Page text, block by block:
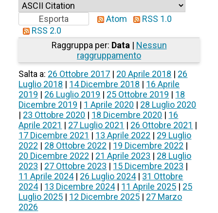
Atom
RSS 1.0
RSS 2.0
Raggruppa per: Data| Nessun
raggruppamento
Salta a: 26 Ottobre 2017 | 20 Aprile 2018 | 26
Luglio 2018 | 14 Dicembre 2018 | 16 Aprile
2019 | 26 Luglio 2019 | 25 Ottobre 2019 | 18
Dicembre 2019 | 1 Aprile 2020 | 28 Luglio 2020
| 23 Ottobre 2020 | 18 Dicembre 2020 | 16
Aprile 2021 | 27 Luglio 2021 | 26 Ottobre 2021 |
17 Dicembre 2021 | 13 Aprile 2022 | 29 Luglio
2022 | 28 Ottobre 2022 | 19 Dicembre 2022 |
20 Dicembre 2022 | 21 Aprile 2023 | 28 Luglio
2023 | 27 Ottobre 2023 | 15 Dicembre 2023 |
11 Aprile 2024| 26 Luglio 2024| 31 Ottobre
2024| 13 Dicembre 2024| 11 Aprile 2025 | 25
Luglio 2025 | 12 Dicembre 2025 | 27 Marzo
2026